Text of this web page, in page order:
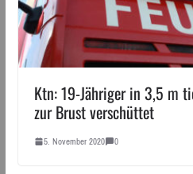
Ktn: 19-Jähriger in 3,5 m
zur Brust verschüttet
5. November 2020 0